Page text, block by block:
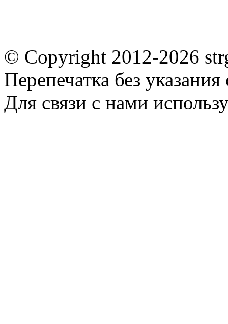
© Copyright 2012-2026
Перепечатка без
Для связи с нами